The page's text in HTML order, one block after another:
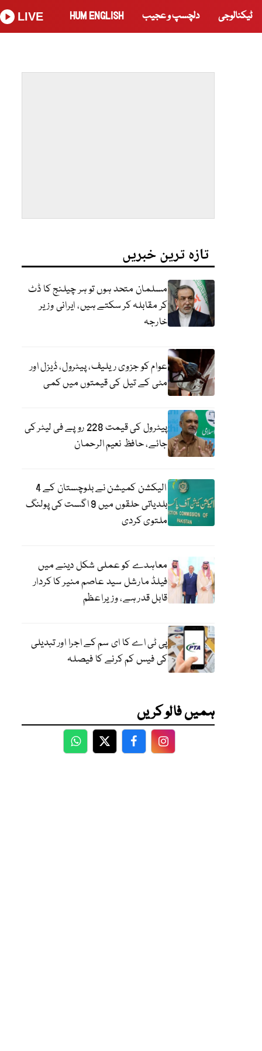
ٹیکنالوجی دلچسپ و عجیب HUM ENGLISH
LIVE
تازہ ترین خبریں
مسلمان متحد ہوں تو ہر چیلنج کا ڈٹ
کر مقابلہ کر سکتے ہیں، ایرانی وزیر
خارجہ
عوام کو جزوی ریلیف، پیٹرول، ڈیزل اور
مٹی کے تیل کی قیمتوں میں کمی
پیٹرول کی قیمت 228 روپے فی لیٹر کی
جائے، حافظ نعیم الرحمان
الیکشن کمیشن نے بلوچستان کے 4
بلدیاتی حلقوں میں 9 اگست کی پولنگ
ملتوی کردی
معاہدے کو عملی شکل دینے میں
فیلڈ مارشل سید عاصم منیر کا کردار
قابل قدر ہے، وزیراعظم
پی ٹی اے کا ای سم کے اجرا اور تبدیلی
کی فیس کم کرنے کا فیصلہ
ہمیں فالو کریں
WhatsApp
TwitterFacebookFacebook